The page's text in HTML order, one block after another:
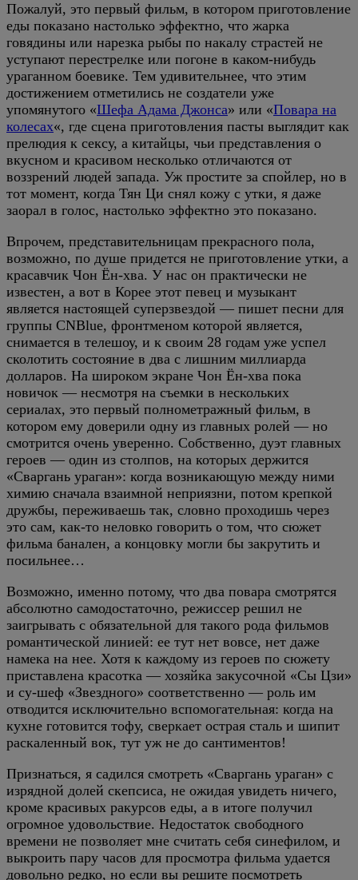
Пожалуй, это первый фильм, в котором приготовление
еды показано настолько эффектно, что жарка
говядины или нарезка рыбы по накалу страстей не
уступают перестрелке или погоне в каком-нибудь
ураганном боевике. Тем удивительнее, что этим
достижением отметились не создатели уже
упомянутого «Шефа Адама Джонса» или «Повара на
колесах«, где сцена приготовления пасты выглядит как
прелюдия к сексу, а китайцы, чьи представления о
вкусном и красивом несколько отличаются от
воззрений людей запада. Уж простите за спойлер, но в
тот момент, когда Тян Ци снял кожу с утки, я даже
заорал в голос, настолько эффектно это показано.
Впрочем, представительницам прекрасного пола,
возможно, по душе придется не приготовление утки, а
красавчик Чон Ён-хва. У нас он практически не
известен, а вот в Корее этот певец и музыкант
является настоящей суперзвездой — пишет песни для
группы CNBlue, фронтменом которой является,
снимается в телешоу, и к своим 28 годам уже успел
сколотить состояние в два с лишним миллиарда
долларов. На широком экране Чон Ён-хва пока
новичок — несмотря на съемки в нескольких
сериалах, это первый полнометражный фильм, в
котором ему доверили одну из главных ролей — но
смотрится очень уверенно. Собственно, дуэт главных
героев — один из столпов, на которых держится
«Сваргань ураган»: когда возникающую между ними
химию сначала взаимной неприязни, потом крепкой
дружбы, переживаешь так, словно проходишь через
это сам, как-то неловко говорить о том, что сюжет
фильма банален, а концовку могли бы закрутить и
посильнее…
Возможно, именно потому, что два повара смотрятся
абсолютно самодостаточно, режиссер решил не
заигрывать с обязательной для такого рода фильмов
романтической линией: ее тут нет вовсе, нет даже
намека на нее. Хотя к каждому из героев по сюжету
приставлена красотка — хозяйка закусочной «Сы Цзи»
и су-шеф «Звездного» соответственно — роль им
отводится исключительно вспомогательная: когда на
кухне готовится тофу, сверкает острая сталь и шипит
раскаленный вок, тут уж не до сантиментов!
Признаться, я садился смотреть «Сваргань ураган» с
изрядной долей скепсиса, не ожидая увидеть ничего,
кроме красивых ракурсов еды, а в итоге получил
огромное удовольствие. Недостаток свободного
времени не позволяет мне считать себя синефилом, и
выкроить пару часов для просмотра фильма удается
довольно редко, но если вы решите посмотреть